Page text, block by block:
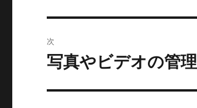
ゲ
投
稿:
次
次
投
写真やビデオの管理